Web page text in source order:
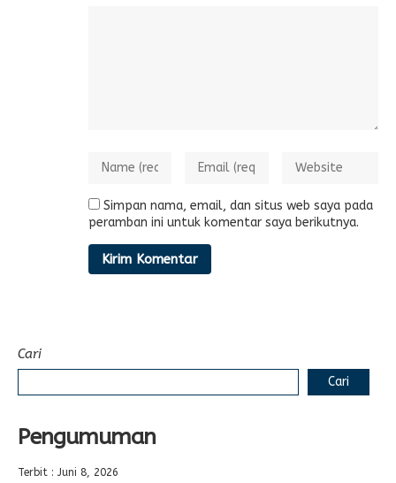
Simpan nama, email, dan situs web saya pada
peramban ini untuk komentar saya berikutnya.
Cari
Cari
Pengumuman
Terbit : Juni 8, 2026